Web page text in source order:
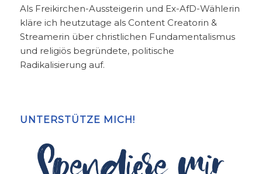
Als Freikirchen-Aussteigerin und Ex-AfD-Wählerin
kläre ich heutzutage als Content Creatorin &
Streamerin über christlichen Fundamentalismus
und religiös begründete, politische
Radikalisierung auf.
UNTERSTÜTZE MICH!